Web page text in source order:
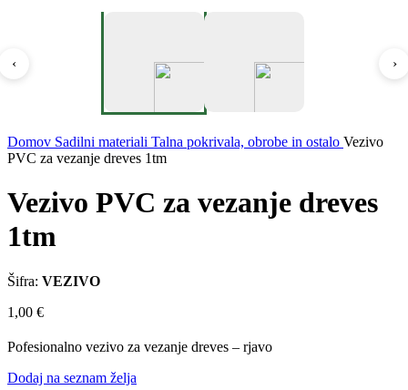
‹ ›
Domov Sadilni materiali Talna pokrivala, obrobe in ostalo Vezivo
PVC za vezanje dreves 1tm
Vezivo PVC za vezanje dreves
1tm
Šifra: VEZIVO
1,00 €
Pofesionalno vezivo za vezanje dreves – rjavo
Dodaj na seznam želja